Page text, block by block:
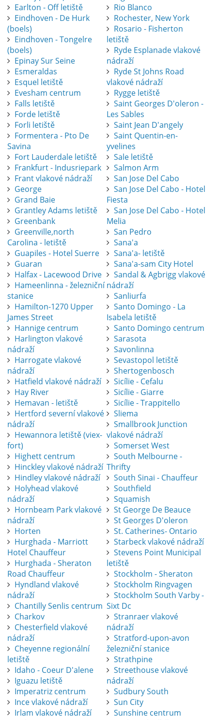
Earlton - Off letiště
Eindhoven - De Hurk
(boels)
Eindhoven - Tongelre
(boels)
Epinay Sur Seine
Esmeraldas
Esquel letiště
Evesham centrum
Falls letiště
Forde letiště
Forli letiště
Formentera - Pto De
Savina
Fort Lauderdale letiště
Frankfurt - Indusriepark
Frant vlakové nádraží
George
Grand Baie
Grantley Adams letiště
Greenbank
Greenville,north
Carolina - letiště
Guapiles - Hotel Suerre
Guaran
Halfax - Lacewood Drive
Hameenlinna - železniční
stanice
Hamilton-1270 Upper
James Street
Hannige centrum
Harlington vlakové
nádraží
Harrogate vlakové
nádraží
Hatfield vlakové nádraží
Hay River
Hemavan - letiště
Hertford severní vlakové
nádraží
Hewannora letiště (viex-
fort)
Highett centrum
Hinckley vlakové nádraží
Hindley vlakové nádraží
Holyhead vlakové
nádraží
Hornbeam Park vlakové
nádraží
Horten
Hurghada - Marriott
Hotel Chauffeur
Hurghada - Sheraton
Road Chauffeur
Hyndland vlakové
nádraží
Chantilly Senlis centrum
Charkov
Chesterfield vlakové
nádraží
Cheyenne regionální
letiště
Idaho - Coeur D'alene
Iguazu letiště
Imperatriz centrum
Ince vlakové nádraží
Irlam vlakové nádraží
Rio Blanco
Rochester, New York
Rosario - Fisherton
letiště
Ryde Esplanade vlakové
nádraží
Ryde St Johns Road
vlakové nádraží
Rygge letiště
Saint Georges D'oleron -
Les Sables
Saint Jean D'angely
Saint Quentin-en-
yvelines
Sale letiště
Salmon Arm
San Jose Del Cabo
San Jose Del Cabo - Hotel
Fiesta
San Jose Del Cabo - Hotel
Melia
San Pedro
Sana'a
Sana'a- letiště
Sana'a-sam City Hotel
Sandal & Agbrigg vlakové
nádraží
Sanliurfa
Santo Domingo - La
Isabela letiště
Santo Domingo centrum
Sarasota
Savonlinna
Sevastopol letiště
Shertogenbosch
Sicílie - Cefalu
Sicílie - Giarre
Sicílie - Trappitello
Sliema
Smallbrook Junction
vlakové nádraží
Somerset West
South Melbourne -
Thrifty
South Sinai - Chauffeur
Southfield
Squamish
St George De Beauce
St Georges D'oleron
St. Catherines- Ontario
Starbeck vlakové nádraží
Stevens Point Municipal
letiště
Stockholm - Sheraton
Stockholm Ringvagen
Stockholm South Varby -
Sixt Dc
Stranraer vlakové
nádraží
Stratford-upon-avon
železniční stanice
Strathpine
Streethouse vlakové
nádraží
Sudbury South
Sun City
Sunshine centrum